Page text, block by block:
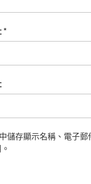
*
中儲存顯示名稱、電子